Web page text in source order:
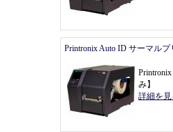
Printronix Auto ID サーマルプ
み】
詳細を